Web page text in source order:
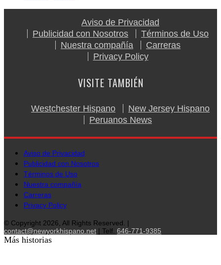
Aviso de Privacidad
Publicidad con Nosotros
Términos de Uso
Nuestra compañía
Carreras
Privacy Policy
VISITE TAMBIÉN
Westchester Hispano
New Jersey Hispano
Peruanos News
Aviso de Privacidad
Publicidad con Nosotros
Términos de Uso
Nuestra compañía
Carreras
Privacy Policy
© Copyright 2026, All Rights Reserved. |
contact@newyorkhispano.net | Telf. 646-771-9385
Más historias